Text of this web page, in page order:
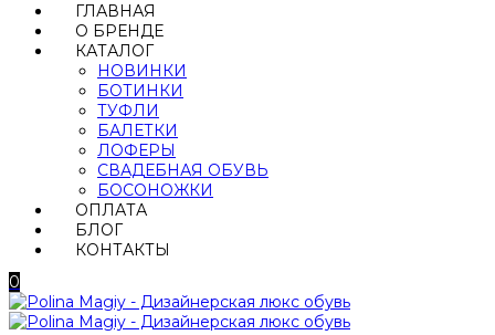
ГЛАВНАЯ
О БРЕНДЕ
КАТАЛОГ
НОВИНКИ
БОТИНКИ
ТУФЛИ
БАЛЕТКИ
ЛОФЕРЫ
СВАДЕБНАЯ ОБУВЬ
БОСОНОЖКИ
ОПЛАТА
БЛОГ
КОНТАКТЫ
0